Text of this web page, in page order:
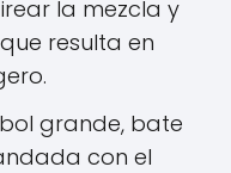
la mezcla y
resulta en
bol grande, bate
con el